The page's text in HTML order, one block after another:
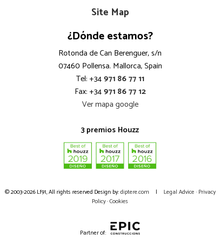
Site Map
¿Dónde estamos?
Rotonda de Can Berenguer, s/n
07460 Pollensa. Mallorca, Spain
Tel: +34971 86 77 11
Fax: +34971 86 77 12
Ver mapa google
3 premios Houzz
© 2003-2026 Lf91, All rights reserved Design by:diptere.com | Legal Advice · Privacy
Policy·Cookies
Partner of: